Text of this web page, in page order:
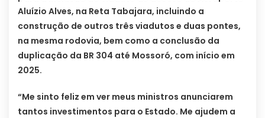
Aluízio Alves, na Reta Tabajara, incluindo a
construção de outros três viadutos e duas pontes,
na mesma rodovia, bem como a conclusão da
duplicação da BR 304 até Mossoró, com início em
2025.
“Me sinto feliz em ver meus ministros anunciarem
tantos investimentos para o Estado. Me ajudem a